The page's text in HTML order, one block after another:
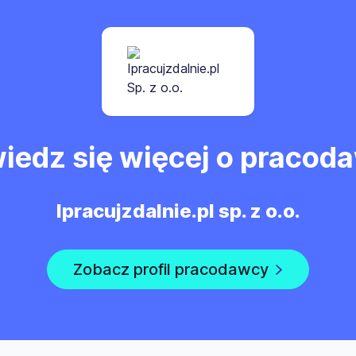
się więcej o
Ipracujzdalnie.pl sp. z o.o.
Zobacz profil pracodawcy